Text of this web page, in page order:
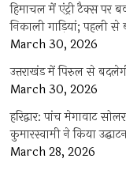
हिमाचल में एंट्री टैक्स पर
निकाली गाड़ियां; पहली से
March 30, 2026
उत्तराखंड में पिरुल से
March 30, 2026
हरिद्वार: पांच मेगावाट
कुमारस्वामी ने किया
March 28, 2026